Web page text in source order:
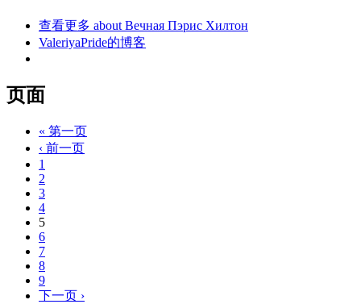
查看更多 about Вечная Пэрис Хилтон
ValeriyaPride的博客
页面
« 第一页
‹ 前一页
1
2
3
4
5
6
7
8
9
下一页 ›